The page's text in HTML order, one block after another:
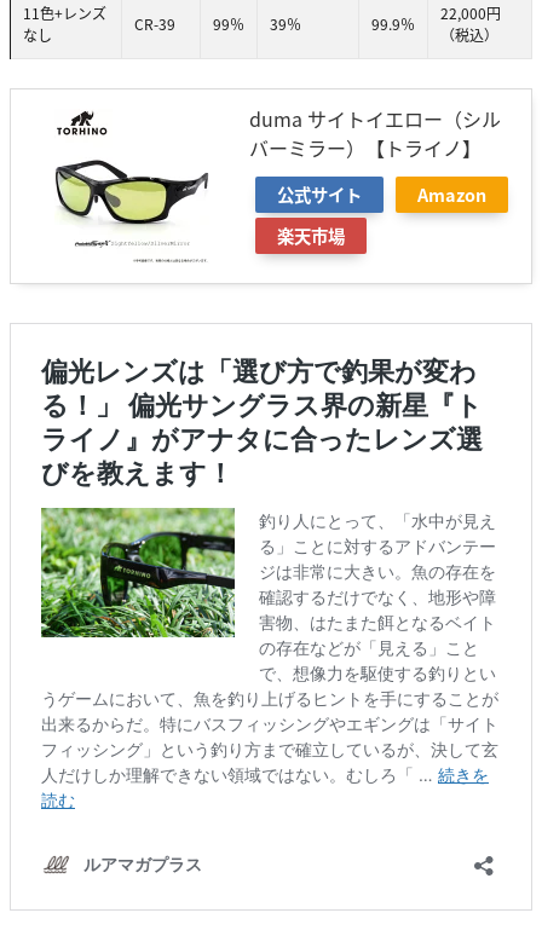
11色+レンズ
なし
CR-39 99％ 39％ 99.9％
22,000円
（税込）
duma サイトイエロー（シル
バーミラー）【トライノ】
公式サイト
Amazon
楽天市場